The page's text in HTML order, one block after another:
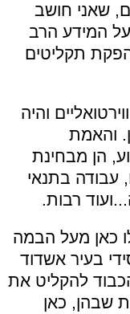
שאני חושב
על המידע הרב
תקליטים
והיה
והאמת
הן מבחינת
עבודה בתנאי
רבות.
כאן מעל הבמה
בעיר אשדוד
להקליט את
שבהן, כאן